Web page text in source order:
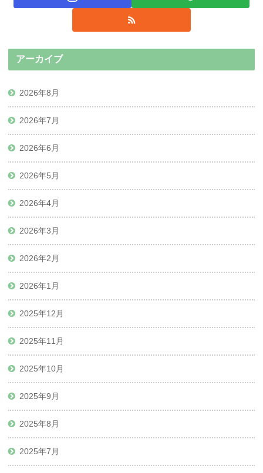
アーカイブ
2026年8月
2026年7月
2026年6月
2026年5月
2026年4月
2026年3月
2026年2月
2026年1月
2025年12月
2025年11月
2025年10月
2025年9月
2025年8月
2025年7月